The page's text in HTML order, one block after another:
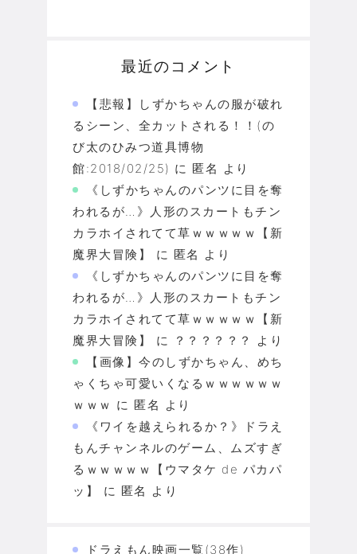
最近のコメント
【悲報】しずかちゃんの服が破れ
るシーン、全カットされる！！(の
び太のひみつ道具博物
館:2018/02/25) に 匿名 より
《しずかちゃんのパンツに目を奪
われるが…》人形のスカートもチン
カラホイされてて草ｗｗｗｗｗ【新
魔界大冒険】
に 匿名 より
《しずかちゃんのパンツに目を奪
われるが…》人形のスカートもチン
カラホイされてて草ｗｗｗｗｗ【新
魔界大冒険】
に ？？？？？？
より
【画像】今のしずかちゃん、めち
ゃくちゃ可愛いくなるｗｗｗｗｗｗ
ｗｗｗ に 匿名 より
《ワイを越えられるか？》ドラえ
もんチャンネルのゲーム、ムズすぎ
るｗｗｗｗｗ【ウマタケ de パカパ
ッ】
に 匿名 より
ドラえもん映画一覧(38作)